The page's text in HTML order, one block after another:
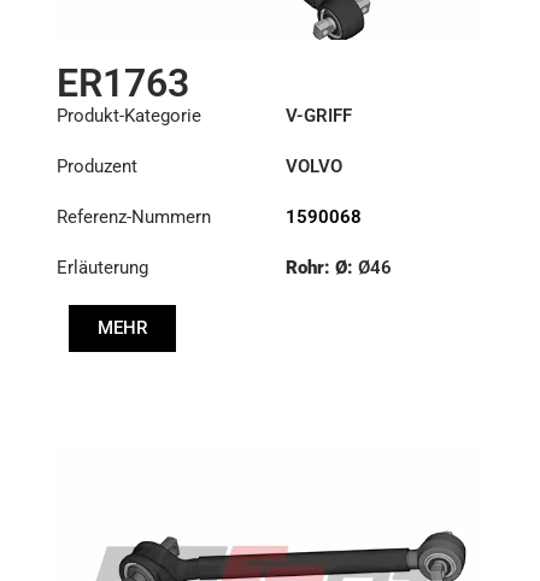
ER1763
Produkt-Kategorie V-GRIFF
Produzent VOLVO
Referenz-Nummern 1590068
Erläuterung Rohr: Ø: Ø46
MEHR